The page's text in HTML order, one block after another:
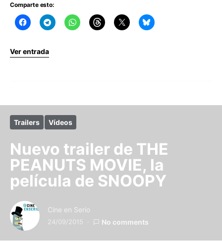
Comparte esto:
Ver entrada
Trailers Vídeos
Nuevo trailer de THE
PEANUTS MOVIE, la
película de SNOOPY
Cine en Serio
24/09/2015 No comments